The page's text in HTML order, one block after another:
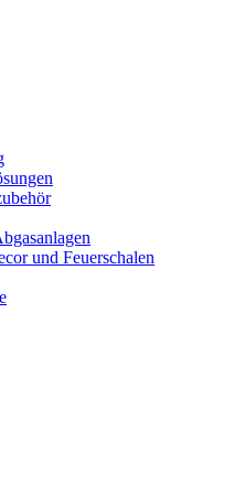
und Feuerschalen